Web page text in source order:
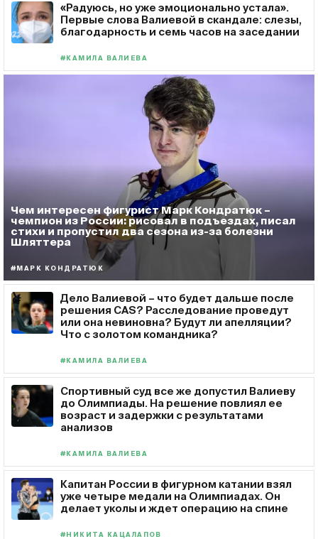
«Радуюсь, но уже эмоционально устала».
Первые слова Валиевой в скандале: слезы,
благодарность и семь часов на заседании
#КАМИЛА ВАЛИЕВА
Чем интересен фигурист Марк Кондратюк –
чемпион из России: рисовал в подъездах, писал
стихи и пропустил два сезона из-за болезни
Шляттера
#МАРК КОНДРАТЮК
Дело Валиевой – что будет дальше после
решения CAS? Расследование проведут
или она невиновна? Будут ли апелляции?
Что с золотом командника?
#КАМИЛА ВАЛИЕВА
Спортивный суд все же допустил Валиеву
до Олимпиады. На решение повлиял ее
возраст и задержки с результатами
анализов
#КАМИЛА ВАЛИЕВА
Капитан России в фигурном катании взял
уже четыре медали на Олимпиадах. Он
делает уколы и ждет операцию на спине
#НИКИТА КАЦАЛАПОВ